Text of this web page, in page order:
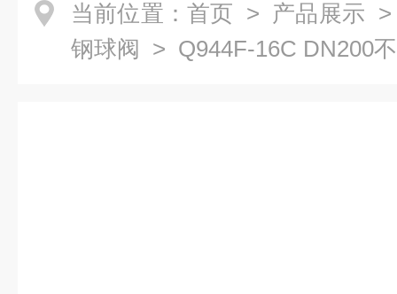
当前位置： 首页 > 产品展示
钢球阀
> Q944F-16C